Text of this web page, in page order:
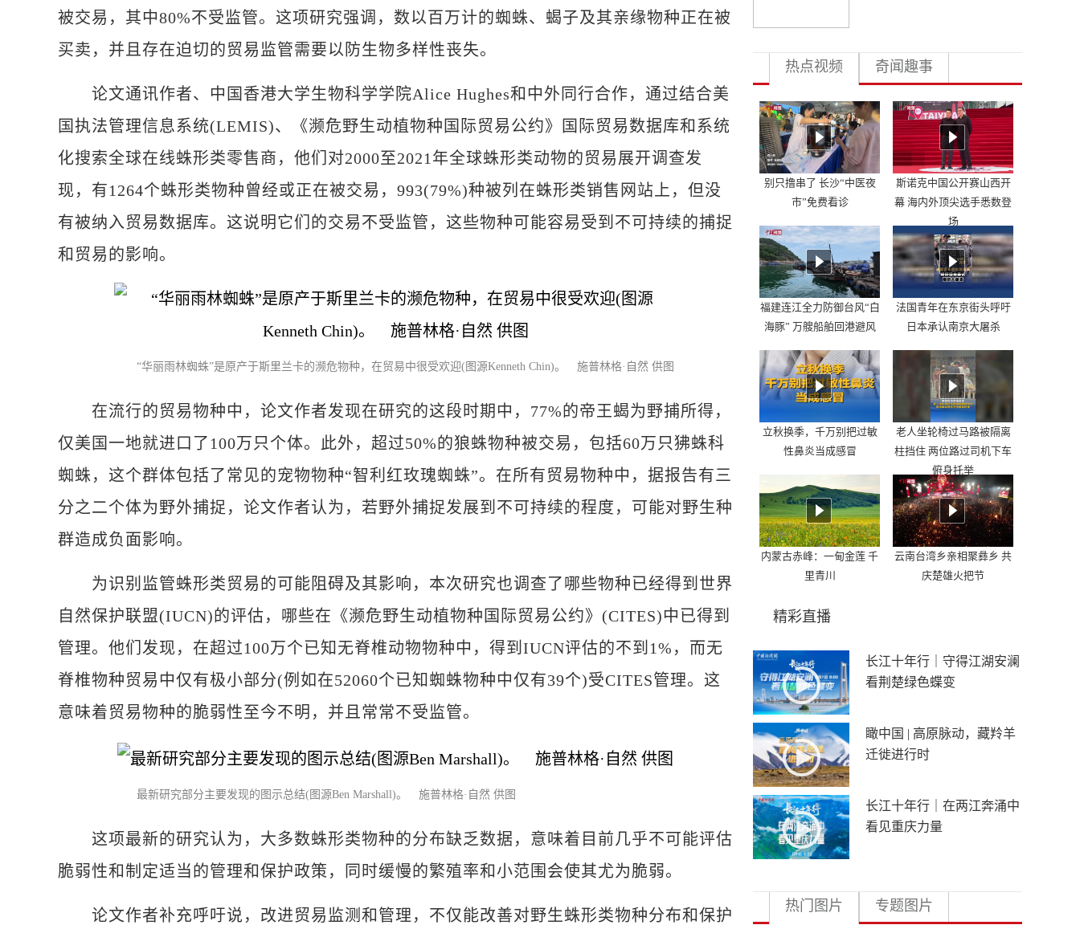
被交易，其中80%不受监管。这项研究强调，数以百万计的蜘蛛、蝎子及其亲缘物种正在被
买卖，并且存在迫切的贸易监管需要以防生物多样性丧失。
论文通讯作者、中国香港大学生物科学学院Alice Hughes和中外同行合作，通过结合美
国执法管理信息系统(LEMIS)、《濒危野生动植物种国际贸易公约》国际贸易数据库和系统
化搜索全球在线蛛形类零售商，他们对2000至2021年全球蛛形类动物的贸易展开调查发
现，有1264个蛛形类物种曾经或正在被交易，993(79%)种被列在蛛形类销售网站上，但没
有被纳入贸易数据库。这说明它们的交易不受监管，这些物种可能容易受到不可持续的捕捉
和贸易的影响。
“华丽雨林蜘蛛”是原产于斯里兰卡的濒危物种，在贸易中很受欢迎(图源Kenneth Chin)。 施普林格·自然 供图
在流行的贸易物种中，论文作者发现在研究的这段时期中，77%的帝王蝎为野捕所得，
仅美国一地就进口了100万只个体。此外，超过50%的狼蛛物种被交易，包括60万只狒蛛科
蜘蛛，这个群体包括了常见的宠物物种“智利红玫瑰蜘蛛”。在所有贸易物种中，据报告有三
分之二个体为野外捕捉，论文作者认为，若野外捕捉发展到不可持续的程度，可能对野生种
群造成负面影响。
为识别监管蛛形类贸易的可能阻碍及其影响，本次研究也调查了哪些物种已经得到世界
自然保护联盟(IUCN)的评估，哪些在《濒危野生动植物种国际贸易公约》(CITES)中已得到
管理。他们发现，在超过100万个已知无脊椎动物物种中，得到IUCN评估的不到1%，而无
脊椎物种贸易中仅有极小部分(例如在52060个已知蜘蛛物种中仅有39个)受CITES管理。这
意味着贸易物种的脆弱性至今不明，并且常常不受监管。
最新研究部分主要发现的图示总结(图源Ben Marshall)。 施普林格·自然 供图
这项最新的研究认为，大多数蛛形类物种的分布缺乏数据，意味着目前几乎不可能评估
脆弱性和制定适当的管理和保护政策，同时缓慢的繁殖率和小范围会使其尤为脆弱。
论文作者补充呼吁说，改进贸易监测和管理，不仅能改善对野生蛛形类物种分布和保护
热点视频 奇闻趣事
别只撸串了 长沙“中医夜
市”免费看诊
斯诺克中国公开赛山西开
幕 海内外顶尖选手悉数登
场
福建连江全力防御台风“白
海豚” 万艘船舶回港避风
法国青年在东京街头呼吁
日本承认南京大屠杀
立秋换季，千万别把过敏
性鼻炎当成感冒
老人坐轮椅过马路被隔离
柱挡住 两位路过司机下车
俯身托举
内蒙古赤峰：一甸金莲 千
里青川
云南台湾乡亲相聚彝乡 共
庆楚雄火把节
精彩直播
长江十年行｜守得江湖安澜
看荆楚绿色蝶变
瞰中国 | 高原脉动，藏羚羊
迁徙进行时
长江十年行｜在两江奔涌中
看见重庆力量
热门图片 专题图片